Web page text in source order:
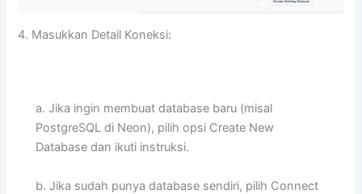
4. Masukkan Detail Koneksi:
a. Jika ingin membuat database baru (misal
PostgreSQL di Neon), pilih opsi Create New
Database dan ikuti instruksi.
b. Jika sudah punya database sendiri, pilih Connect